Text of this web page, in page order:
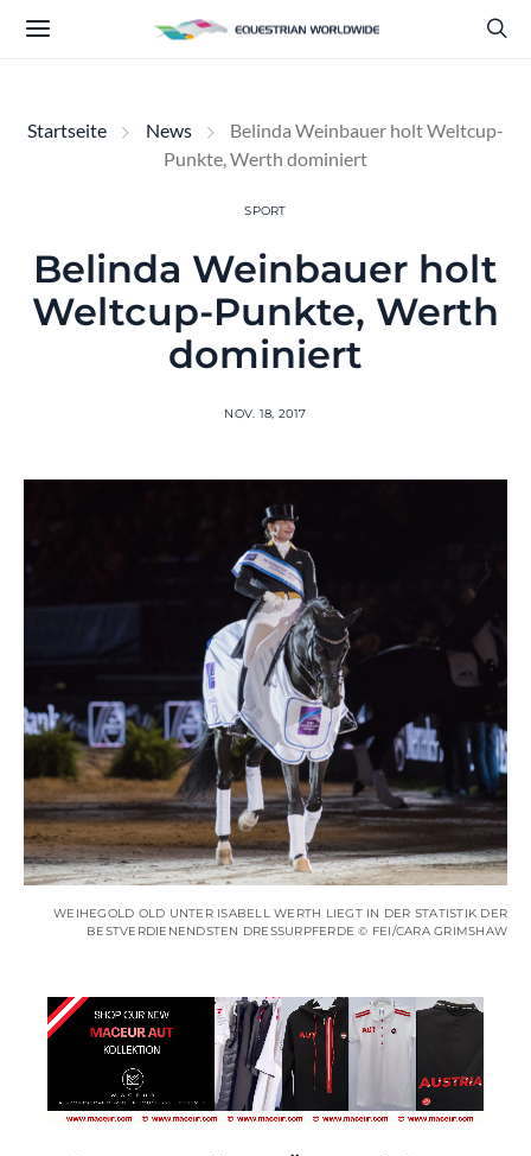
Startseite News
Belinda Weinbauer holt Weltcup-
Punkte, Werth dominiert
SPORT
Belinda Weinbauer holt
Weltcup-Punkte, Werth
dominiert
NOV. 18, 2017
WEIHEGOLD OLD UNTER ISABELL WERTH LIEGT IN DER STATISTIK DER
BESTVERDIENENDSTEN DRESSURPFERDE © FEI/CARA GRIMSHAW